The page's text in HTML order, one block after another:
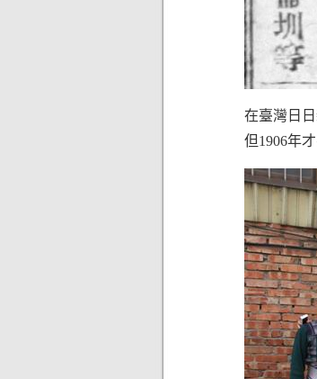
在臺灣日
但1906年